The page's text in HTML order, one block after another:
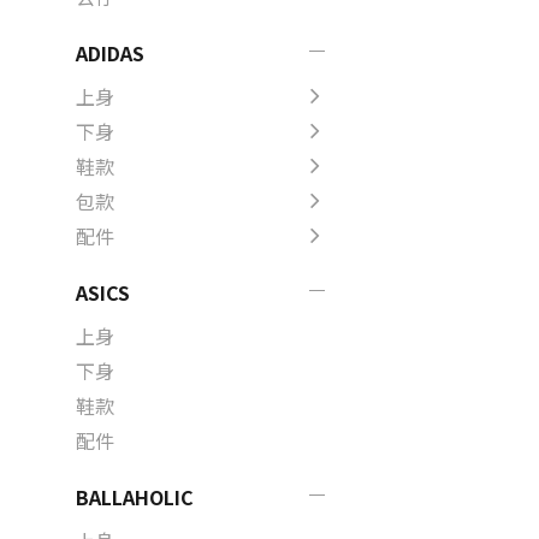
ADIDAS
上身
下身
鞋款
包款
配件
ASICS
上身
下身
鞋款
配件
BALLAHOLIC